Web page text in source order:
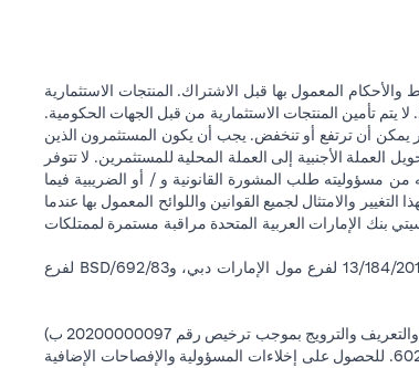
المعمول بها قبل الاشتراك. المنتجات الاستثمارية
يتم تأمين المنتجات الاستثمارية من قبل الجهات الحكومية.
يمكن أن ترتفع أو تنخفض. يجب أن يكون المستثمرون الذين
الأجنبية إلى العملة المحلية للمستثمرين. لا تتوفر
من مسؤوليته طلب المشورة القانونية و / أو الضريبية فيما
والامتثال لجميع القوانين واللوائح المعمول بها عندما
بنك الإمارات العربية المتحدة مراقبة مستمرة لممتلكات
سيتي بنك إن إيه - الإمارات العربية المتحدة مسجل لدى مصرف الإمارات العربية المتحدة المركزي بموجب أرقام التراخيص BSD/504/83 لفرع الوصل دبي، و13/184/2019 لفرع مول الإمارات دبي، وBSD/692/83 لفرع
سيتي بنك إن إيه الإمارات العربية المتحدة مرخص من هيئة الأوراق المالية والسلع في الإمارات العربية المتحدة ("SCA") للقيام بالنشاط المالي لـ أ) الاستشارات المالية والتعريف والترويج بموجب ترخيص رقم 20200000097 ب)
وسيط تداول في الأسواق الدولية بموجب ترخيص رقم 20200000198 ج) إدارة المحافظ بموجب ترخيص رقم 20200000240 د) الحفظ بموجب ترخيص رقم 602003. للحصول على إخلاءات المسؤولية والإفصاحات الإضافية